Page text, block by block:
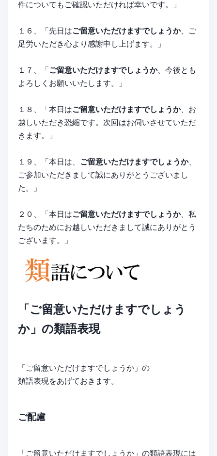
件についてもご確認いただければ幸いです。」
１６、「先日はご留意いただけますでしょうか、ご
足労いただき心より感謝申し上げます。」
１７、「ご留意いただけますでしょうか、今後とも
よろしくお願いいたします。」
１８、「本日はご留意いただけますでしょうか、お
越しいただき恐縮です。次回はお伺いさせていただ
きます。」
１９、「本日は、 ご留意いただけますでしょうか、
ご参加いただきまして誠にありがとうございまし
た。」
２０、「本日はご留意いただけますでしょうか、私
たちのためにお越しいただきまして誠にありがとう
ございます。」
「ご留意いただけますでしょう
か」の類語表現
「ご留意いただけますでしょうか」の
類語表現をあげておきます。
ご配慮
「ご留意いただけますでしょうか」の類語表現には